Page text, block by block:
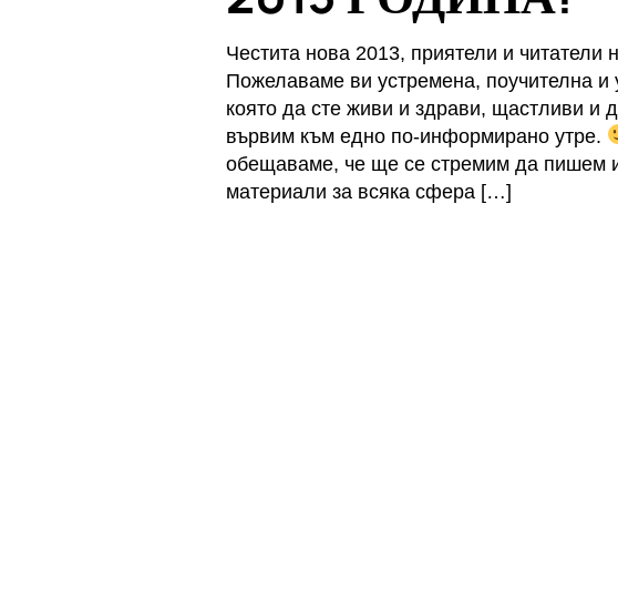
Честита нова 2013, приятели и читатели
Пожелаваме ви устремена, поучителна и
която да сте живи и здрави, щастливи и
вървим към едно по-информирано утре.
обещаваме, че ще се стремим да пишем
материали за всяка сфера […]